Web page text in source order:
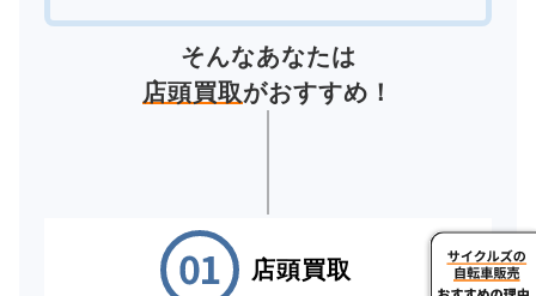
そんなあなたは
店頭買取がおすすめ！
店頭買取